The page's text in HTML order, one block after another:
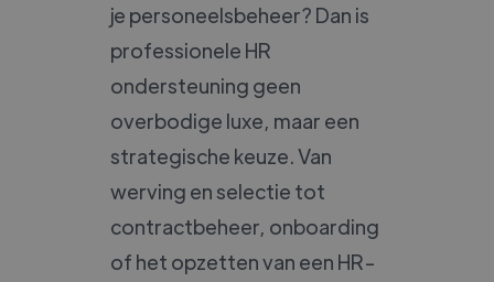
je personeelsbeheer? Dan is
professionele HR
ondersteuning geen
overbodige luxe, maar een
strategische keuze. Van
werving en selectie tot
contractbeheer, onboarding
of het opzetten van een HR-